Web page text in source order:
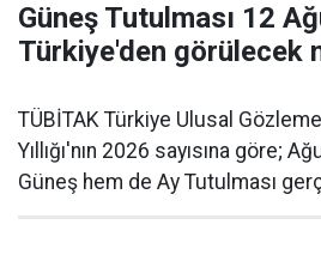
Güneş Tutulması 12
Türkiye'den görülecek
TÜBİTAK Türkiye Ulusal
Yıllığı'nın 2026 sayısına göre;
Güneş hem de Ay Tutulması